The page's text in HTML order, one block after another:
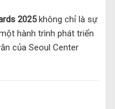
2025không chỉ là sự
hành trình phát triển
của Seoul Center